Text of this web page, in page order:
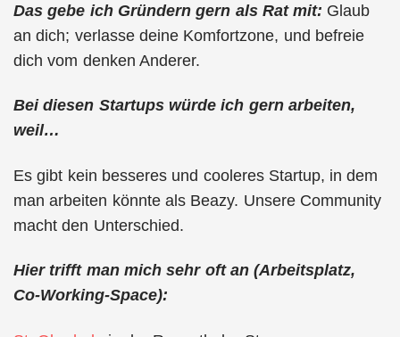
Das gebe ich Gründern gern als Rat mit: Glaub
an dich; verlasse deine Komfortzone, und befreie
dich vom denken Anderer.
Bei diesen Startups würde ich gern arbeiten,
weil…
Es gibt kein besseres und cooleres Startup, in dem
man arbeiten könnte als Beazy. Unsere Community
macht den Unterschied.
Hier trifft man mich sehr oft an (Arbeitsplatz,
Co-Working-Space):